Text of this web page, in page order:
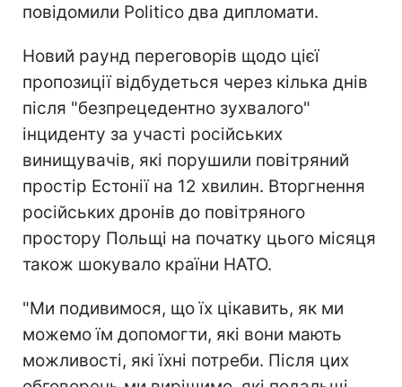
повідомили Politico два дипломати.
Новий раунд переговорів щодо цієї
пропозиції відбудеться через кілька днів
після "безпрецедентно зухвалого"
інциденту за участі російських
винищувачів, які порушили повітряний
простір Естонії на 12 хвилин. Вторгнення
російських дронів до повітряного
простору Польщі на початку цього місяця
також шокувало країни НАТО.
"Ми подивимося, що їх цікавить, як ми
можемо їм допомогти, які вони мають
можливості, які їхні потреби. Після цих